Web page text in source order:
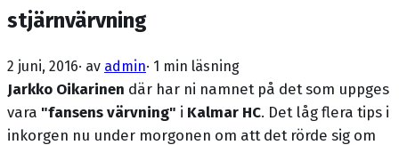
stjärnvärvning
2 juni, 2016· av admin· 1 min läsning
Jarkko Oikarinen där har ni namnet på det som uppges
vara "fansens värvning" i Kalmar HC. Det låg flera tips i
inkorgen nu under morgonen om att det rörde sig om